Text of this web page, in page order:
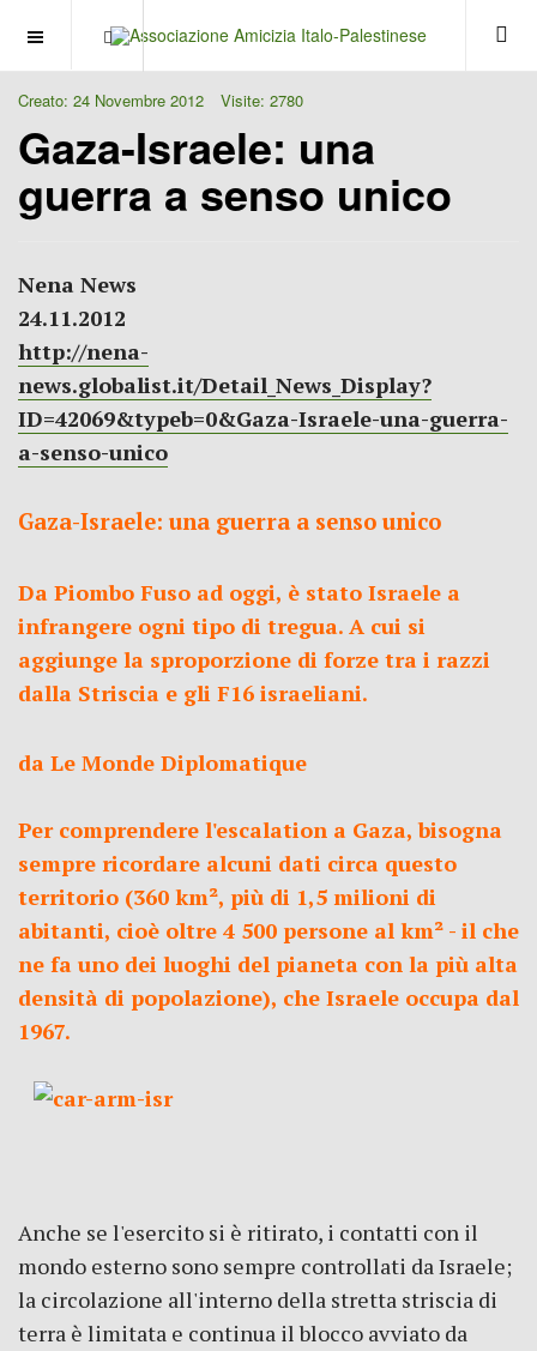
OFF CANVAS
Creato: 24 Novembre 2012 Visite: 2780
Gaza-Israele: una
guerra a senso unico
Nena News
24.11.2012
http://nena-
news.globalist.it/Detail_News_Display?
ID=42069&typeb=0&Gaza-Israele-una-guerra-
a-senso-unico
Gaza-Israele: una guerra a senso unico
Da Piombo Fuso ad oggi, è stato Israele a
infrangere ogni tipo di tregua. A cui si
aggiunge la sproporzione di forze tra i razzi
dalla Striscia e gli F16 israeliani.
da Le Monde Diplomatique
Per comprendere l'escalation a Gaza, bisogna
sempre ricordare alcuni dati circa questo
territorio (360 km², più di 1,5 milioni di
abitanti, cioè oltre 4 500 persone al km² - il che
ne fa uno dei luoghi del pianeta con la più alta
densità di popolazione), che Israele occupa dal
1967.
Anche se l'esercito si è ritirato, i contatti con il
mondo esterno sono sempre controllati da Israele;
la circolazione all'interno della stretta striscia di
terra è limitata e continua il blocco avviato da